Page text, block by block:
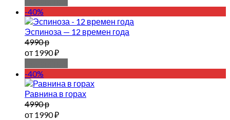
-40%
Эспиноза — 12 времен года
4990 р
от 1990 ₽
-40%
Равнина в горах
4990 р
от 1990 ₽